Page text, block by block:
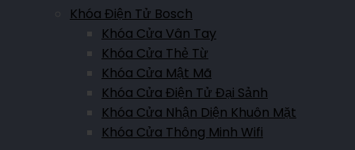
Nguyễn Thái Học, P.Nguyễn Thái Học, Yên Bái, Việt Nam
0961.007.365
Showroom Điện Biên
Trần Đăng Ninh, Thanh Bình, Điện Biên Phủ, TP. Điện Biên Phủ
0911.007.365
Khóa Điện Tử Bosch
Khóa Cửa Vân Tay
Khóa Cửa Thẻ Từ
Khóa Cửa Mật Mã
Khóa Cửa Điện Tử Đại Sảnh
Khóa Cửa Nhận Diện Khuôn Mặt
Khóa Cửa Thông Minh Wifi